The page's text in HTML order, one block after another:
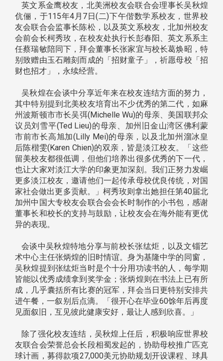
英文系金鹰校友，北美洲校友会联合会理事长吴秋煌
伉俪，于115年4月7日(二)下午偕数学系校友，世界校
友会联合会监事长陈松，以及英文系校友，北加州校友
会前会长柯秀玫，在校友处执行长彭春阳、英文系系主
任蔡瑞敏陪同下，拜会董事长张家宜与校长葛焕昭，特
别致赠由玉石雕刻而成的「招财童子」，祈愿母校「招
财也招才」，永续经营。
吴秋煌在会谈中分享近年来在校友连结方面的努力，
其中特别提到北美校友培育出不少优秀的第二代，如麻
州波斯顿市市长吴弭(Michelle Wu)的母亲、美国联邦众
议员刘雪平(Ted Lieu)的母亲、加州旧金山湾区佛利蒙
市前市长高旭加(Lilly Mei)的母亲，以及北加州溜冰皇
后陈楷雯(Karen Chien)的双亲，皆是淡江校友。「这些
留美校友都很低调，但他们培养出很多优秀的下一代，
也让大家对淡江大学的印象更加深刻。我们正努力发崛
更多淡江校友，邀请他们一起传承母校优良传统，对国
家社会做出更多贡献。」柯秀玫则拿出她担任第40届北
加州中国大专校友会联合会会长时制作的小书包，感谢
董事长和校长的支持与鼓励，让校友会在海外能有更优
异的表现。
会谈中吴秋煌特地分享与前校长张纮炬，以及文锱艺
术中心主任张炳煌的旧时情谊。身为基隆中学的同窗，
吴秋煌提到张纮炬当时是个十分用功读书的人，每学期
皆能以优秀成绩拿到奖学金；张炳煌则在书法上已有所
成，几乎囊括所有比赛的冠军，拜会当日更特别安排共
进午餐，一叙别后点滴。「很开心在毕业60馀年后再度
见面叙旧，互见彼此健康安好，最让人感到欣喜。」
除了强化校友连结，吴秋煌上任后，积极响应世界校
友联合会荣誉总会长段相蜀发起的，协助母校推广匹克
球计画，募得款项27,000美元协助规划开设课程、球具